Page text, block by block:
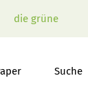
die grüne
Suche